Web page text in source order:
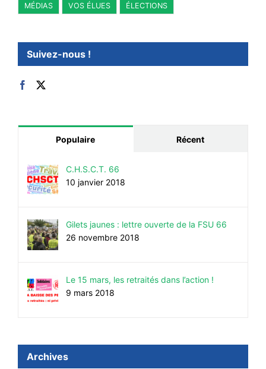
MÉDIAS VOS ÉLUES ÉLECTIONS
Suivez-nous !
Populaire Récent
C.H.S.C.T. 66
10 janvier 2018
Gilets jaunes : lettre ouverte de la FSU 66
26 novembre 2018
Le 15 mars, les retraités dans l’action !
9 mars 2018
Archives